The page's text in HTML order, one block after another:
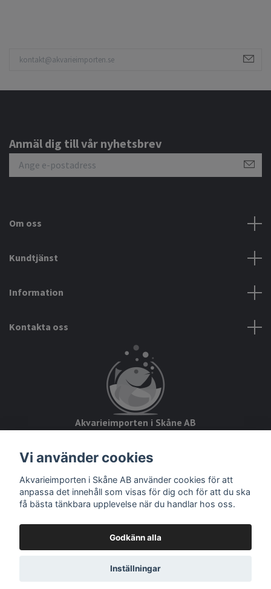
Anmäl dig till vår nyhetsbrev
Om oss
Kundtjänst
Information
Kontakta oss
Akvarieimporten i Skåne AB
28234 Tyringe
Org.nr: 559093-8832
© 2026 Akvarieimporten
Vi använder cookies
Akvarieimporten i Skåne AB använder cookies för att
anpassa det innehåll som visas för dig och för att du ska
få bästa tänkbara upplevelse när du handlar hos oss.
Godkänn alla
Inställningar